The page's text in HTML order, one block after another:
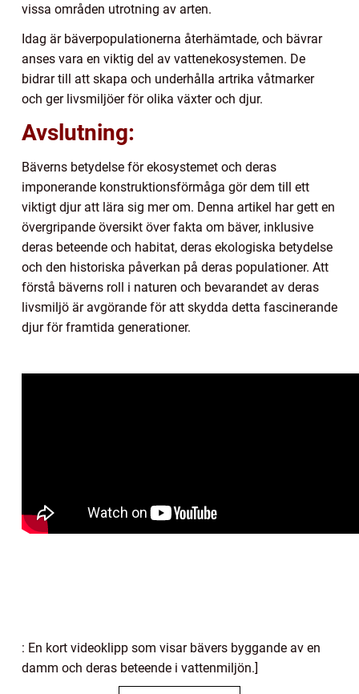
vissa områden utrotning av arten.
Idag är bäverpopulationerna återhämtade, och bävrar
anses vara en viktig del av vattenekosystemen. De
bidrar till att skapa och underhålla artrika våtmarker
och ger livsmiljöer för olika växter och djur.
Avslutning:
Bäverns betydelse för ekosystemet och deras
imponerande konstruktionsförmåga gör dem till ett
viktigt djur att lära sig mer om. Denna artikel har gett en
övergripande översikt över fakta om bäver, inklusive
deras beteende och habitat, deras ekologiska betydelse
och den historiska påverkan på deras populationer. Att
förstå bäverns roll i naturen och bevarandet av deras
livsmiljö är avgörande för att skydda detta fascinerande
djur för framtida generationer.
: En kort videoklipp som visar bävers byggande av en
damm och deras beteende i vattenmiljön.]